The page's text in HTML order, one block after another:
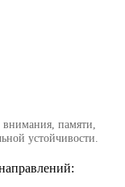
внимания, памяти,
устойчивости.